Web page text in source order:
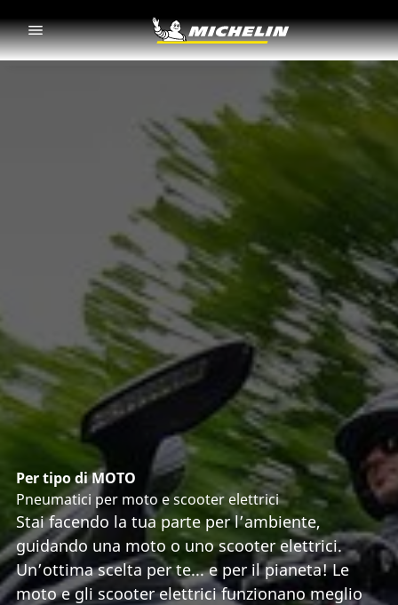
Per tipo di MOTO
Pneumatici per moto e scooter elettrici
Stai facendo la tua parte per l’ambiente,
guidando una moto o uno scooter elettrici.
Un’ottima scelta per te... e per il pianeta! Le
moto e gli scooter elettrici funzionano meglio